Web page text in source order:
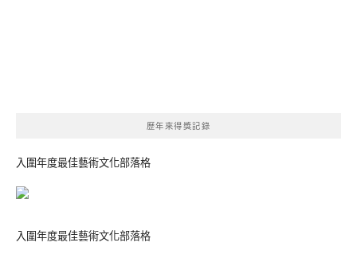
歷年來得獎記錄
入圍年度最佳藝術文化部落格
入圍年度最佳藝術文化部落格